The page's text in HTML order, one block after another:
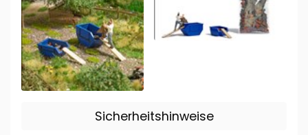
Sicherheitshinweise